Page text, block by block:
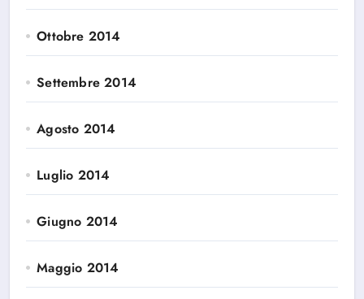
Ottobre 2014
Settembre 2014
Agosto 2014
Luglio 2014
Giugno 2014
Maggio 2014